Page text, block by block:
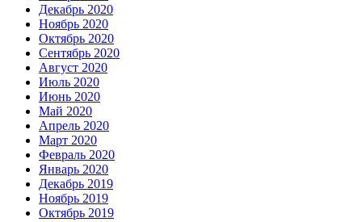
Декабрь 2020
Ноябрь 2020
Октябрь 2020
Сентябрь 2020
Август 2020
Июль 2020
Июнь 2020
Май 2020
Апрель 2020
Март 2020
Февраль 2020
Январь 2020
Декабрь 2019
Ноябрь 2019
Октябрь 2019